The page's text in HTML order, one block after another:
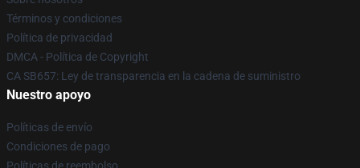
Términos y condiciones
Política de privacidad
DMCA - Política de Copyright
CA SB657: Ley de transparencia en la cadena de suministro
Nuestro apoyo
Políticas de envío
Condiciones de pago